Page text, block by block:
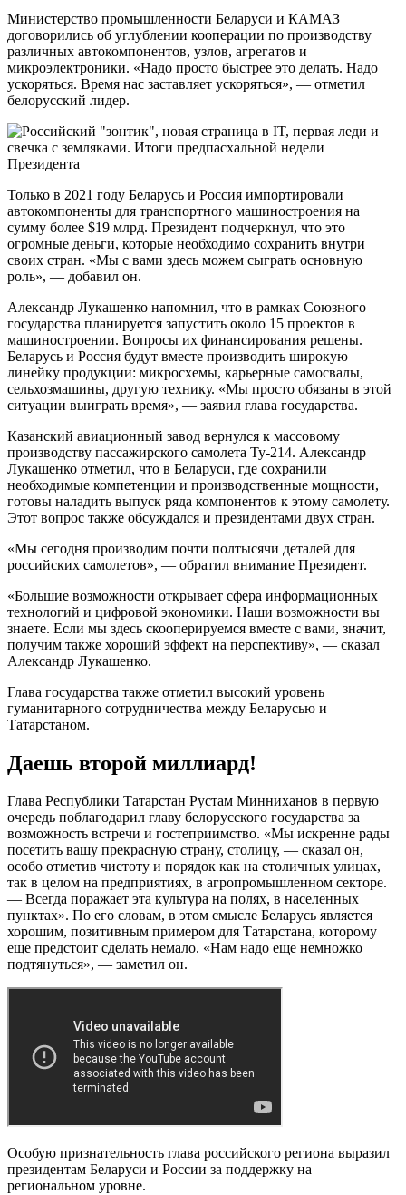
Министерство промышленности Беларуси и КАМАЗ
договорились об углублении кооперации по производству
различных автокомпонентов, узлов, агрегатов и
микроэлектроники. «Надо просто быстрее это делать. Надо
ускоряться. Время нас заставляет ускоряться», — отметил
белорусский лидер.
Только в 2021 году Беларусь и Россия импортировали
автокомпоненты для транспортного машиностроения на
сумму более $19 млрд. Президент подчеркнул, что это
огромные деньги, которые необходимо сохранить внутри
своих стран. «Мы с вами здесь можем сыграть основную
роль», — добавил он.
Александр Лукашенко напомнил, что в рамках Союзного
государства планируется запустить около 15 проектов в
машиностроении. Вопросы их финансирования решены.
Беларусь и Россия будут вместе производить широкую
линейку продукции: микросхемы, карьерные самосвалы,
сельхозмашины, другую технику. «Мы просто обязаны в этой
ситуации выиграть время», — заявил глава государства.
Казанский авиационный завод вернулся к массовому
производству пассажирского самолета Ту-214. Александр
Лукашенко отметил, что в Беларуси, где сохранили
необходимые компетенции и производственные мощности,
готовы наладить выпуск ряда компонентов к этому самолету.
Этот вопрос также обсуждался и президентами двух стран.
«Мы сегодня производим почти полтысячи деталей для
российских самолетов», — обратил внимание Президент.
«Большие возможности открывает сфера информационных
технологий и цифровой экономики. Наши возможности вы
знаете. Если мы здесь скооперируемся вместе с вами, значит,
получим также хороший эффект на перспективу», — сказал
Александр Лукашенко.
Глава государства также отметил высокий уровень
гуманитарного сотрудничества между Беларусью и
Татарстаном.
Даешь второй миллиард!
Глава Республики Татарстан Рустам Минниханов в первую
очередь поблагодарил главу белорусского государства за
возможность встречи и гостеприимство. «Мы искренне рады
посетить вашу прекрасную страну, столицу, — сказал он,
особо отметив чистоту и порядок как на столичных улицах,
так в целом на предприятиях, в агропромышленном секторе.
— Всегда поражает эта культура на полях, в населенных
пунктах». По его словам, в этом смысле Беларусь является
хорошим, позитивным примером для Татарстана, которому
еще предстоит сделать немало. «Нам надо еще немножко
подтянуться», — заметил он.
Особую признательность глава российского региона выразил
президентам Беларуси и России за поддержку на
региональном уровне.